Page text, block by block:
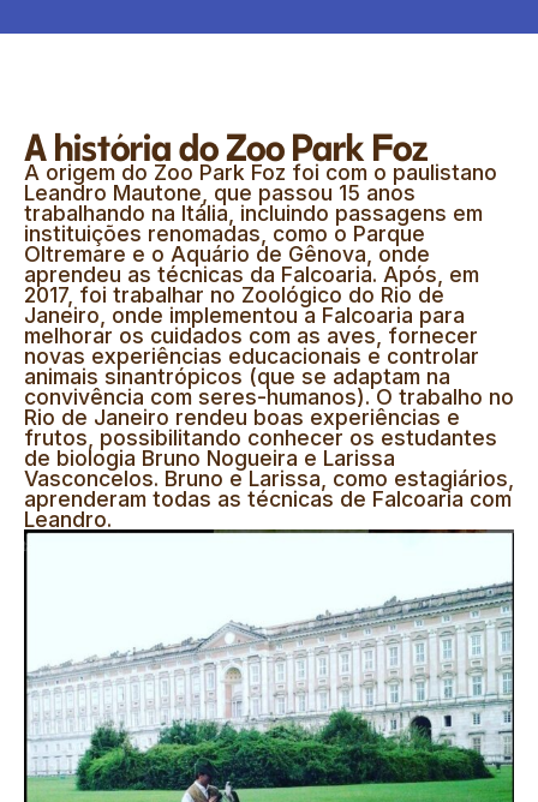
Um dos principais objetivos da falcoaria no
manejo técnico é favorecer a adaptação da ave à
presença da equipe, aos acessórios de treino e às
rotinas de cuidado. Esse processo de
condicionamento torna o acompanhamento mais
seguro e previsível, além de fortalecer uma
relação de confiança que reduz o estresse durante
as atividades.
A história do Zoo Park Foz
A origem do Zoo Park Foz foi com o paulistano
Leandro Mautone, que passou 15 anos
trabalhando na Itália, incluindo passagens em
instituições renomadas, como o Parque
Oltremare e o Aquário de Gênova, onde
aprendeu as técnicas da Falcoaria. Após, em
2017, foi trabalhar no Zoológico do Rio de
Janeiro, onde implementou a Falcoaria para
melhorar os cuidados com as aves, fornecer
novas experiências educacionais e controlar
animais sinantrópicos (que se adaptam na
convivência com seres-humanos). O trabalho no
Rio de Janeiro rendeu boas experiências e
frutos, possibilitando conhecer os estudantes
de biologia Bruno Nogueira e Larissa
Vasconcelos. Bruno e Larissa, como estagiários,
aprenderam todas as técnicas de Falcoaria com
Leandro.